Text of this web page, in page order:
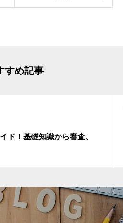
すめ記事
ド！基礎知識から審査、